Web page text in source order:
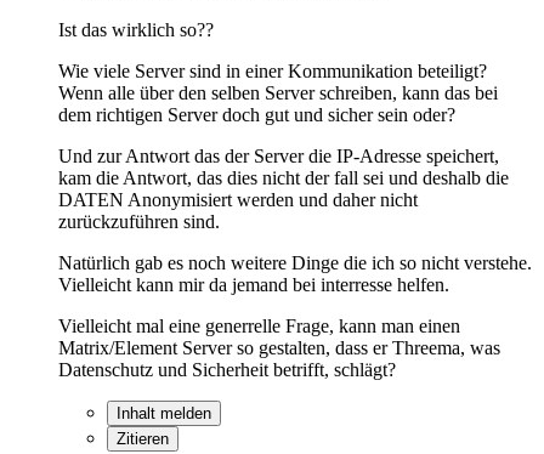
Ist das wirklich so??
Wie viele Server sind in einer Kommunikation beteiligt?
Wenn alle über den selben Server schreiben, kann das bei
dem richtigen Server doch gut und sicher sein oder?
Und zur Antwort das der Server die IP-Adresse speichert,
kam die Antwort, das dies nicht der fall sei und deshalb die
DATEN Anonymisiert werden und daher nicht
zurückzuführen sind.
Natürlich gab es noch weitere Dinge die ich so nicht verstehe.
Vielleicht kann mir da jemand bei interresse helfen.
Vielleicht mal eine generrelle Frage, kann man einen
Matrix/Element Server so gestalten, dass er Threema, was
Datenschutz und Sicherheit betrifft, schlägt?
Inhalt melden
Zitieren